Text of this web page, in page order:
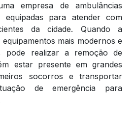
empresa de ambulâncias
equipadas para atender com
da cidade. Quando a
mais modernos e
pode realizar a remoção de
estar presente em grandes
socorros e transportar
de emergência para